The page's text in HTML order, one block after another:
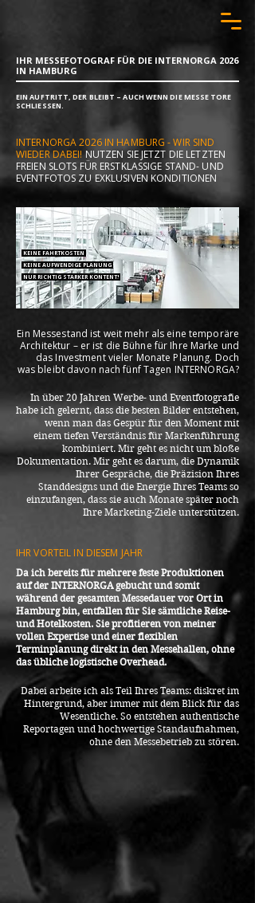
IHR MESSEFOTOGRAF FÜR DIE INTERNORGA 2026
IN HAMBURG
EIN AUFTRITT, DER BLEIBT – AUCH WENN DIE MESSE TORE
SCHLIESSEN.
INTERNORGA 2026 IN HAMBURG - WIR SIND
WIEDER DABEI! NUTZEN SIE JETZT DIE LETZTEN
FREIEN SLOTS FÜR ERSTKLASSIGE STAND- UND
EVENTFOTOS ZU EXKLUSIVEN KONDITIONEN
KEINE FAHRTKOSTEN
KEINE AUFWENDIGE PLANUNG
NUR RICHTIG STARKER KONTENT!
Ein Messestand ist weit mehr als eine temporäre
Architektur – er ist die Bühne für Ihre Marke und
das Investment vieler Monate Planung. Doch
was bleibt davon nach fünf Tagen INTERNORGA?
In über 20 Jahren Werbe- und Eventfotografie
habe ich gelernt, dass die besten Bilder entstehen,
wenn man das Gespür für den Moment mit
einem tiefen Verständnis für Markenführung
kombiniert. Mir geht es nicht um bloße
Dokumentation. Mir geht es darum, die Dynamik
Ihrer Gespräche, die Präzision Ihres
Standdesigns und die Energie Ihres Teams so
einzufangen, dass sie auch Monate später noch
Ihre Marketing-Ziele unterstützen.
IHR VORTEIL IN DIESEM JAHR
Da ich bereits für mehrere feste Produktionen
auf der INTERNORGA gebucht und somit
während der gesamten Messedauer vor Ort in
Hamburg bin, entfallen für Sie sämtliche Reise-
und Hotelkosten. Sie profitieren von meiner
vollen Expertise und einer flexiblen
Terminplanung direkt in den Messehallen, ohne
das übliche logistische Overhead.
Dabei arbeite ich als Teil Ihres Teams: diskret im
Hintergrund, aber immer mit dem Blick für das
Wesentliche. So entstehen authentische
Reportagen und hochwertige Standaufnahmen,
ohne den Messebetrieb zu stören.